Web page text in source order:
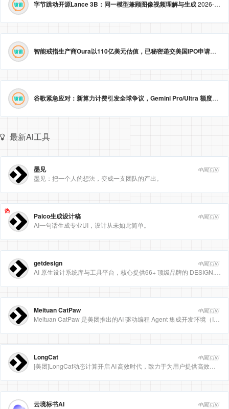
字节跳动开源Lance 3B：同一模型兼顾图像视频理解与生成2026-05-23 09:09:20
智能戒指生产商Oura以110亿美元估值，已秘密递交美国IPO申请。
谷歌紧急应对：新算力计费引发全球争议，Gemini Pro/Ultra 额度永久提升至3倍！
最新Ai工具
墨见 中国🇨🇳
墨见：把一个人的想法，变成一支团队的产出。
热
Paico生成设计稿 中国🇨🇳
AI一句话生成专业UI，设计从未如此简单。
getdesign 中国🇨🇳
Meituan CatPaw 中国🇨🇳
LongCat 中国🇨🇳
云境标书AI 中国🇨🇳